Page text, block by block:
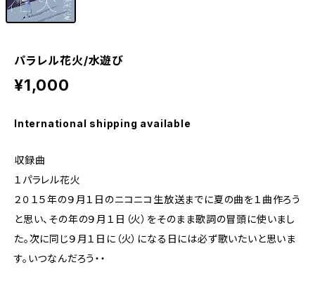
パラレル花火/水遊び
¥1,000
International shipping available
収録曲
１パラレル花火
２０１５年の９月１日のニコニコ生放送までに夏の曲を１曲作ろう
と思い、その年の９月１日（火）をそのまま歌詞の冒頭に使いまし
た。次に同じ９月１日に（火）になる日には必ず歌いたいと思いま
す。いつなんだろう・・